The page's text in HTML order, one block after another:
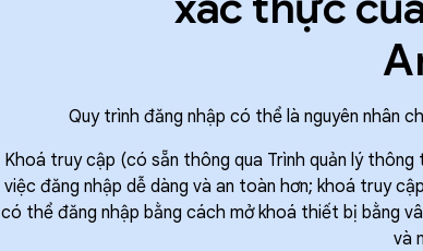
Quy trình đăng nhập có thể là nguyên nhân
Khoá truy cập (có sẵn thông qua Trình quản lý
việc đăng nhập dễ dàng và an toàn hơn; khoá truy
có thể đăng nhập bằng cách mở khoá thiết bị bằng
và